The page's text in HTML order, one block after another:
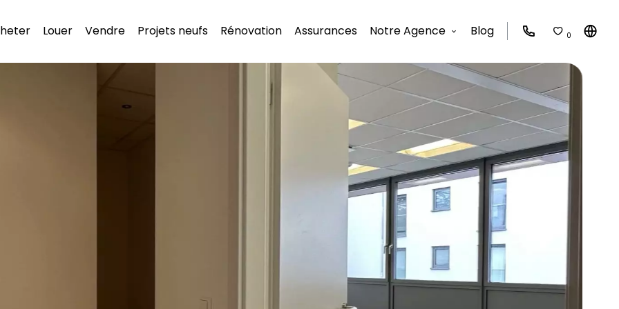
Louer Vendre Projets neufs Rénovation Assurances Notre Agence Blog 0